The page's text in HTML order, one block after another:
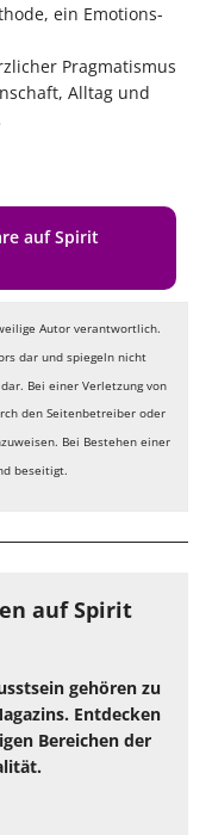
ein Emotions-
Pragmatismus
Alltag und
auf Spirit
Autor verantwortlich.
dar und spiegeln nicht
Bei einer Verletzung von
den Seitenbetreiber oder
Bei Bestehen einer
beseitigt.
auf Spirit
gehören zu
Entdecken
Bereichen der